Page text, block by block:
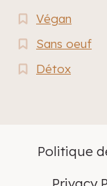
Végan
Sans oeuf
Détox
Politique